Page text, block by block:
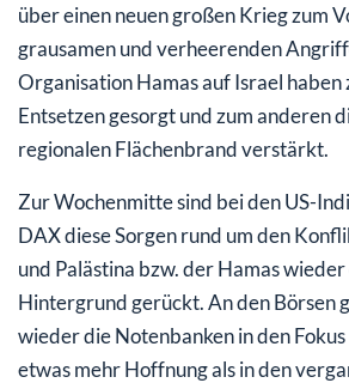
über einen neuen großen Krieg zum
grausamen und verheerenden
Organisation Hamas auf Israel haben
Entsetzen gesorgt und zum anderen
regionalen Flächenbrand verstärkt.
Zur Wochenmitte sind bei den US-
DAX diese Sorgen rund um den
und Palästina bzw. der Hamas
Hintergrund gerückt. An den Börsen
wieder die Notenbanken in den
etwas mehr Hoffnung als in den